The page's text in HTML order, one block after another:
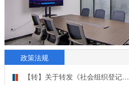
政策法规
【转】关于转发《社会组织登记…